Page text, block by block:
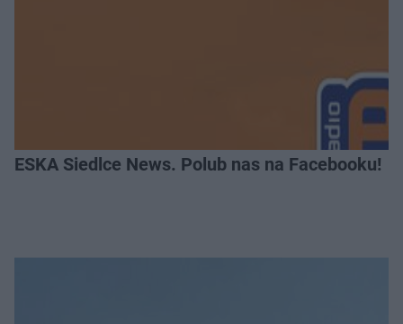
ESKA Siedlce News. Polub nas na Facebooku!